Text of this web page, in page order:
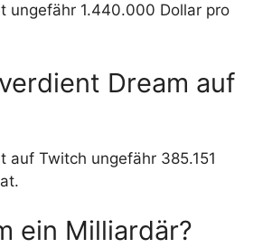
ungefähr 1.440.000 Dollar pro
Dream auf
auf Twitch ungefähr 385.151
ein Milliardär?